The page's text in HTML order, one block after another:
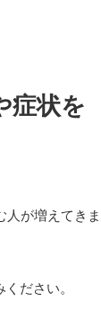
症状を
が増えてきま
ださい。